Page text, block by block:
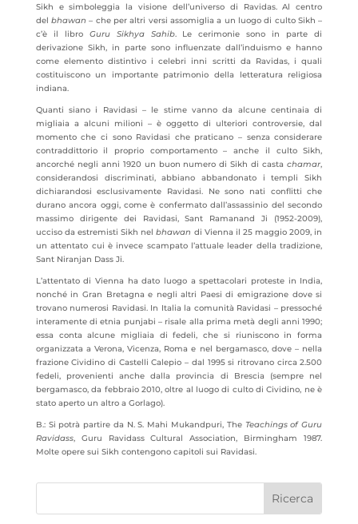
Sikh e simboleggia la visione dell’universo di Ravidas. Al centro
delbhawan – che per altri versi assomiglia a un luogo di culto Sikh –
c’è il libro Guru Sikhya Sahib. Le cerimonie sono in parte di
derivazione Sikh, in parte sono influenzate dall’induismo e hanno
come elemento distintivo i celebri inni scritti da Ravidas, i quali
costituiscono un importante patrimonio della letteratura religiosa
indiana.
Quanti siano i Ravidasi – le stime vanno da alcune centinaia di
migliaia a alcuni milioni – è oggetto di ulteriori controversie, dal
momento che ci sono Ravidasi che praticano – senza considerare
contraddittorio il proprio comportamento – anche il culto Sikh,
ancorché negli anni 1920 un buon numero di Sikh di castachamar,
considerandosi discriminati, abbiano abbandonato i templi Sikh
dichiarandosi esclusivamente Ravidasi. Ne sono nati conflitti che
durano ancora oggi, come è confermato dall’assassinio del secondo
massimo dirigente dei Ravidasi, Sant Ramanand Ji (1952-2009),
ucciso da estremisti Sikh nelbhawan di Vienna il 25 maggio 2009, in
un attentato cui è invece scampato l’attuale leader della tradizione,
Sant Niranjan Dass Ji.
L’attentato di Vienna ha dato luogo a spettacolari proteste in India,
nonché in Gran Bretagna e negli altri Paesi di emigrazione dove si
trovano numerosi Ravidasi. In Italia la comunità Ravidasi – pressoché
interamente di etnia punjabi – risale alla prima metà degli anni 1990;
essa conta alcune migliaia di fedeli, che si riuniscono in forma
organizzata a Verona, Vicenza, Roma e nel bergamasco, dove – nella
frazione Cividino di Castelli Calepio – dal 1995 si ritrovano circa 2.500
fedeli, provenienti anche dalla provincia di Brescia (sempre nel
bergamasco, da febbraio 2010, oltre al luogo di culto di Cividino, ne è
stato aperto un altro a Gorlago).
B.: Si potrà partire da N. S. Mahi Mukandpuri, The Teachings of Guru
Ravidass, Guru Ravidass Cultural Association, Birmingham 1987.
Molte opere sui Sikh contengono capitoli sui Ravidasi.